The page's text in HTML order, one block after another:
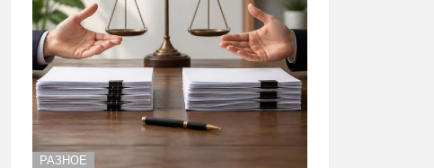
РАЗНОЕ